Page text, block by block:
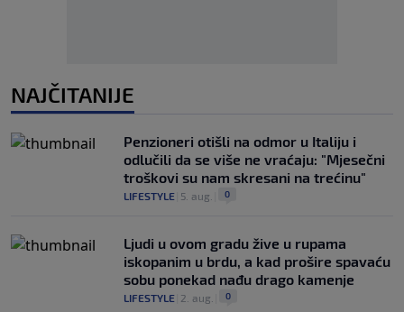
NAJČITANIJE
Penzioneri otišli na odmor u Italiju i
odlučili da se više ne vraćaju: "Mjesečni
troškovi su nam skresani na trećinu"
LIFESTYLE 5. aug. 0
Ljudi u ovom gradu žive u rupama
iskopanim u brdu, a kad prošire spavaću
sobu ponekad nađu drago kamenje
LIFESTYLE 2. aug. 0